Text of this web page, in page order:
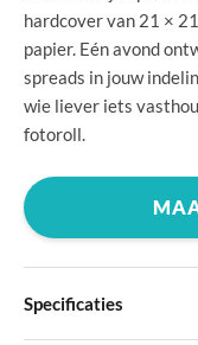
hardcover van 21 ×
papier. Eén avond
spreads in jouw
wie liever iets
fotoroll.
Specificaties